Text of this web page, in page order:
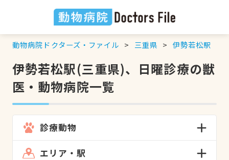
動物病院ドクターズ・ファイル 三重県 伊勢若松駅
伊勢若松駅(三重県)、日曜診療の獣
医・動物病院一覧
診療動物
エリア・駅